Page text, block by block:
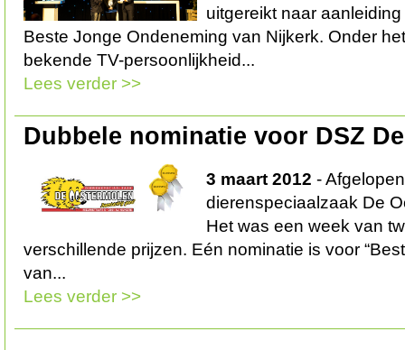
uitgereikt naar
Beste Jonge Ondeneming van Nijkerk. Onder
bekende TV-persoonlijkheid...
Lees verder >>
Dubbele nominatie voor DSZ
3 maart 2012 -
dierenspeciaalzaak De
Het was een week van
verschillende prijzen. Eén nominatie is voor
van...
Lees verder >>